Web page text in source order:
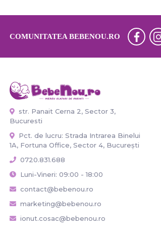
COMUNITATEA BEBENOU.RO
str. Panait Cerna 2, Sector 3,
Bucuresti
Pct. de lucru: Strada Intrarea Binelui
1A, Fortuna Office, Sector 4, București
0720.831.688
Luni-Vineri: 09:00 - 18:00
contact@bebenou.ro
marketing@bebenou.ro
ionut.cosac@bebenou.ro